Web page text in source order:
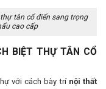
tân cổ điển sang trọng
cao cấp
BIỆT THỰ TÂN CỔ
với cách bày trí nội thất